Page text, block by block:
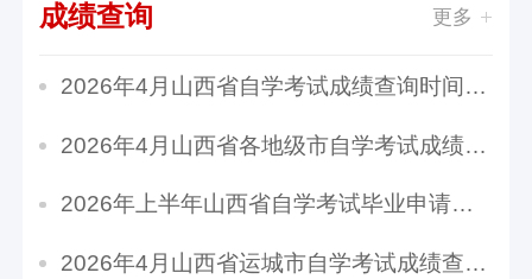
成绩查询 更多
2026年4月山西省自学考试成绩查询时间：5月7日8...
2026年4月山西省各地级市自学考试成绩查询时间...
2026年上半年山西省自学考试毕业申请时间：5月2...
2026年4月山西省运城市自学考试成绩查询时间：5...